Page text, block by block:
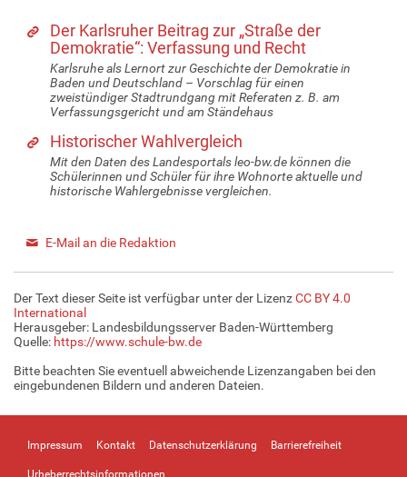
Der Karlsruher Beitrag zur „Straße der
Demokratie“: Verfassung und Recht
Karlsruhe als Lernort zur Geschichte der Demokratie in
Baden und Deutschland – Vorschlag für einen
zweistündiger Stadtrundgang mit Referaten z. B. am
Verfassungsgericht und am Ständehaus
Historischer Wahlvergleich
Mit den Daten des Landesportals leo-bw.de können die
Schülerinnen und Schüler für ihre Wohnorte aktuelle und
historische Wahlergebnisse vergleichen.
E-Mail an die Redaktion
Der Text dieser Seite ist verfügbar unter der LizenzCC BY 4.0
International
Herausgeber: Landesbildungsserver Baden-Württemberg
Quelle: https://www.schule-bw.de
Bitte beachten Sie eventuell abweichende Lizenzangaben bei den
eingebundenen Bildern und anderen Dateien.
Impressum Kontakt Datenschutzerklärung Barrierefreiheit
Urheberrechtsinformationen